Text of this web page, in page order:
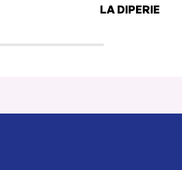
LA DIPERIE